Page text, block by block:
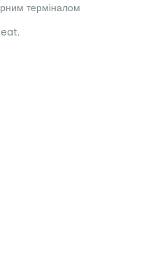
терміналом